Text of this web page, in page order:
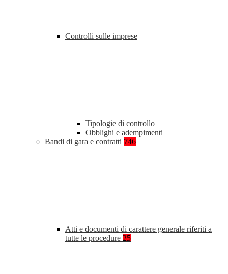
Controlli sulle imprese
Tipologie di controllo
Obblighi e adempimenti
Bandi di gara e contratti 746
Atti e documenti di carattere generale riferiti a
tutte le procedure 25